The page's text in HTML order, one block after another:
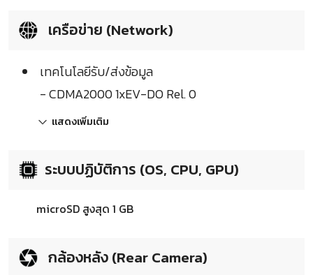
เครือข่าย (Network)
เทคโนโลยีรับ/ส่งข้อมูล
- CDMA2000 1xEV-DO Rel. 0
แสดงเพิ่มเติม
ระบบปฏิบัติการ (OS, CPU, GPU)
microSD สูงสุด 1 GB
กล้องหลัง (Rear Camera)